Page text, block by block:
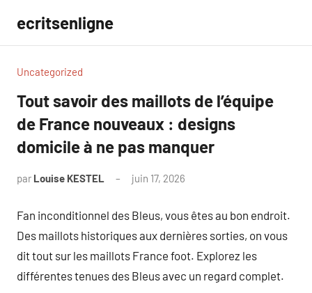
contenu
ecritsenligne
Uncategorized
Tout savoir des maillots de l’équipe
de France nouveaux : designs
domicile à ne pas manquer
par Louise KESTEL juin 17, 2026
Fan inconditionnel des Bleus, vous êtes au bon endroit.
Des maillots historiques aux dernières sorties, on vous
dit tout sur les maillots France foot. Explorez les
différentes tenues des Bleus avec un regard complet.